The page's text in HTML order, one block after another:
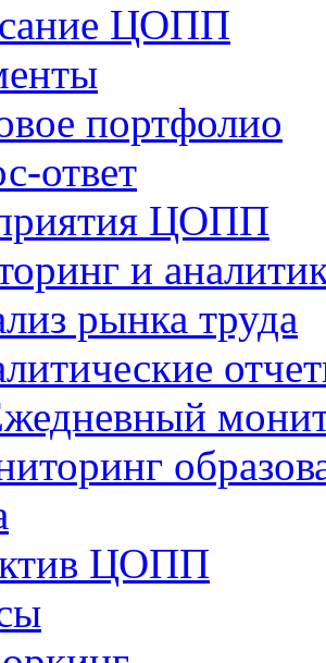
ЦОПП
портфолио
ответ
ЦОПП
и
рынка труда
ЦОПП